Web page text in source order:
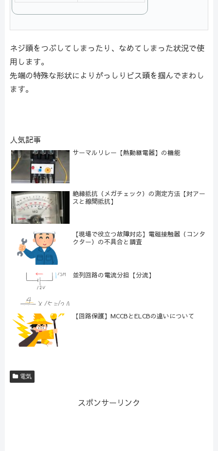
ネジ頭をつぶしてしまったり、なめてしまった状況で使
用します。
先端の特殊な形状によりがっしりビス頭を掴んでまわし
ます。
人気記事
サーマルリレー【熱動継電器】の機能
絶縁抵抗（メガチェック）の測定方法【対アー
スと線間抵抗】
【現場で役立つ故障対応】電磁接触器（コンタ
クター）の不具合と調査
並列回路の電流分担【分流】
【回路保護】MCCBとELCBの違いについて
電気
スポンサーリンク